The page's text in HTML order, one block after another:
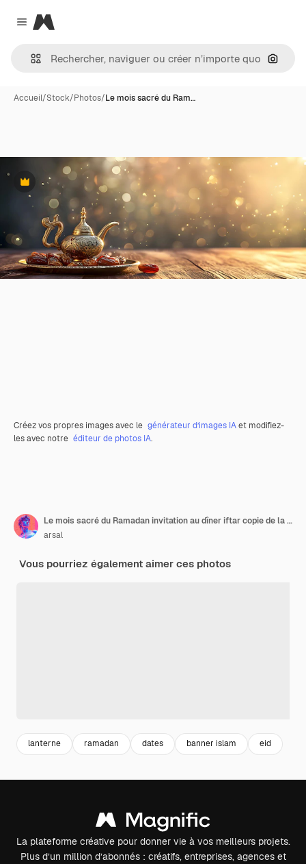
Close menu
Magnific
Accueil/Stock/Photos/Le mois sacré du Ram…
Premium
Créez vos propres images avec le générateur d’images IAet modifiez-
les avec notre éditeur de photos IA.
Le mois sacré du Ramadan invitation au dîner iftar copie de la bannière spatiale avec la lanterne et les dates
arsal
Vous pourriez également aimer ces photos
lanterne ramadan dates banner islam eid
La plateforme créative pour donner vie à vos meilleurs projets.
Plus d’un million d’abonnés : créatifs, entreprises, agences et